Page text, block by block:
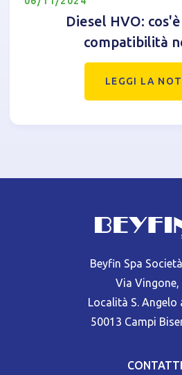
Diesel HVO:
compatibilità
LEGGI LA
Beyfin Spa
Via Vingone,
Località S. Angelo
50013 Campi
CONTATTI